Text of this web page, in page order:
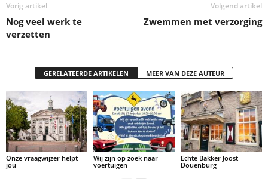
Vorig artikel
Nog veel werk te
verzetten
Volgend artikel
Zwemmen met verzorging
GERELATEERDE ARTIKELEN MEER VAN DEZE AUTEUR
Onze vraagwijzer helpt
jou
Wij zijn op zoek naar
voertuigen
Echte Bakker Joost
Douenburg